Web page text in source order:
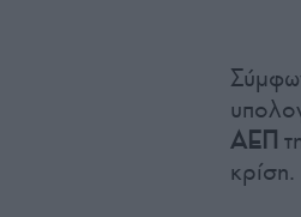
ΑΕΠ
κρίση.